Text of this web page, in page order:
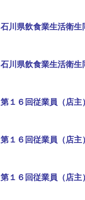
石川県飲食業生活衛
石川県飲食業生活衛
第１６回従業員（店
第１６回従業員（店
第１６回従業員（店